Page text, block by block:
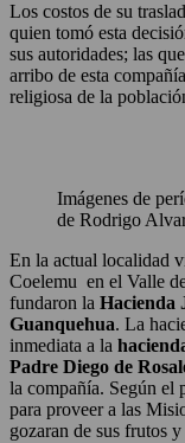
Los costos de su
quien tomó esta
sus autoridades; las
arribo de esta
religiosa de la
Imágenes de
de Rodrigo
En la actual localidad
Coelemu en el Valle
fundaron la Hacienda
Guanquehua. La
inmediata a la
Padre Diego de
la compañía. Según el
para proveer a las
gozaran de sus frutos